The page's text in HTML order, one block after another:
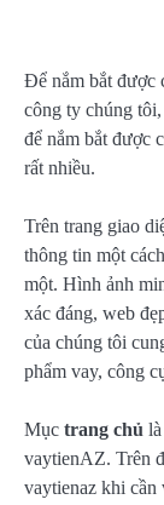
Để nắm bắt được
công ty chúng
để nắm bắt được
rất nhiều.
Trên trang giao
thông tin một
một. Hình ảnh
xác đáng, web
của chúng tôi
phẩm vay, công
Mục trang chủ
vaytienAZ. Trên
vaytienaz khi cần